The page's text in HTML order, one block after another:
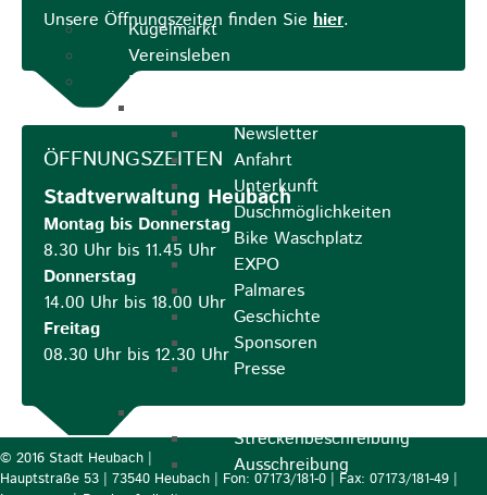
Kugelmarkt
Vereinsleben
Bike the Rock
Newsletter
Anfahrt
Unterkunft
Duschmöglichkeiten
Bike Waschplatz
EXPO
Palmares
Geschichte
Sponsoren
Presse
U9 - U15
Streckenbeschreibung
Ausschreibung
Unsere Öffnungszeiten finden Sie hier.
ÖFFNUNGSZEITEN
Stadtverwaltung Heubach
Montag bis Donnerstag
8.30 Uhr bis 11.45 Uhr
Donnerstag
14.00 Uhr bis 18.00 Uhr
Freitag
08.30 Uhr bis 12.30 Uhr
© 2016 Stadt Heubach |
Hauptstraße 53 | 73540 Heubach | Fon: 07173/181-0 | Fax: 07173/181-49 |